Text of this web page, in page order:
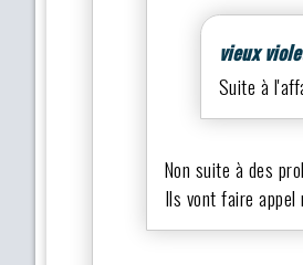
vieux
Suite à
Non suite à des
Ils vont faire